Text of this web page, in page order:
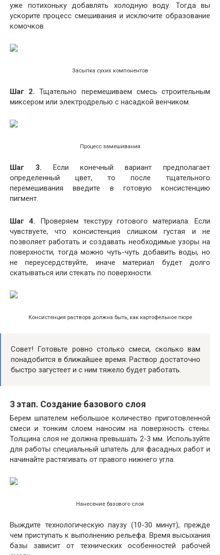
уже потихоньку добавлять холодную воду. Тогда вы
ускорите процесс смешивания и исключите образование
комочков.
Засыпка сухих компонентов
Шаг 2. Тщательно перемешиваем смесь строительным
миксером или электродрелью с насадкой венчиком.
Процесс замешивания
Шаг 3. Если конечный вариант предполагает
определенный цвет, то после тщательного
перемешивания введите в готовую консистенцию
пигмент.
Шаг 4. Проверяем текстуру готового материала. Если
чувствуете, что консистенция слишком густая и не
позволяет работать и создавать необходимые узоры на
поверхности, тогда можно чуть-чуть добавить воды, но
не переусердствуйте, иначе материал будет долго
скатываться или стекать по поверхности.
Консистенция раствора должна быть, как картофельное пюре
Совет! Готовьте ровно столько смеси, сколько вам
понадобится в ближайшее время. Раствор достаточно
быстро загустеет и с ним тяжело будет работать.
3 этап. Создание базового слоя
Берем шпателем небольшое количество приготовленной
смеси и тонким слоем наносим на поверхность стены.
Толщина слоя не должна превышать 2-3 мм. Используйте
для работы специальный шпатель для фасадных работ и
начинайте растягивать от правого нижнего угла.
Нанесение базового слоя
Выждите технологическую паузу (10-30 минут), прежде
чем приступать к выполнению рельефа. Время высыхания
базы зависит от технических особенностей рабочей